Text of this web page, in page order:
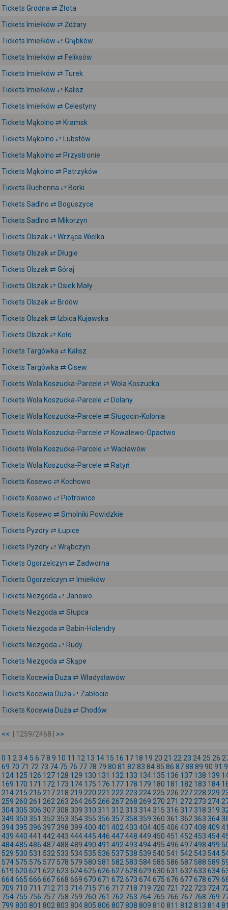
Tickets Grodna ⇄ Złota
Tickets Imiełków ⇄ Żdżary
Tickets Imiełków ⇄ Grąbków
Tickets Imiełków ⇄ Feliksów
Tickets Imiełków ⇄ Turek
Tickets Imiełków ⇄ Kalisz
Tickets Imiełków ⇄ Celestyny
Tickets Mąkolno ⇄ Kramsk
Tickets Mąkolno ⇄ Lubstów
Tickets Mąkolno ⇄ Przystronie
Tickets Mąkolno ⇄ Patrzyków
Tickets Ruchenna ⇄ Borki
Tickets Sadlno ⇄ Boguszyce
Tickets Sadlno ⇄ Mikorzyn
Tickets Olszak ⇄ Wrząca Wielka
Tickets Olszak ⇄ Długie
Tickets Olszak ⇄ Góraj
Tickets Olszak ⇄ Osiek Mały
Tickets Olszak ⇄ Brdów
Tickets Olszak ⇄ Izbica Kujawska
Tickets Olszak ⇄ Koło
Tickets Targówka ⇄ Kalisz
Tickets Targówka ⇄ Cisew
Tickets Wola Koszucka-Parcele ⇄ Wola Koszucka
Tickets Wola Koszucka-Parcele ⇄ Dolany
Tickets Wola Koszucka-Parcele ⇄ Sługocin-Kolonia
Tickets Wola Koszucka-Parcele ⇄ Kowalewo-Opactwo
Tickets Wola Koszucka-Parcele ⇄ Wacławów
Tickets Wola Koszucka-Parcele ⇄ Ratyń
Tickets Kosewo ⇄ Kochowo
Tickets Kosewo ⇄ Piotrowice
Tickets Kosewo ⇄ Smolniki Powidzkie
Tickets Pyzdry ⇄ Łupice
Tickets Pyzdry ⇄ Wrąbczyn
Tickets Ogorzelczyn ⇄ Zadworna
Tickets Ogorzelczyn ⇄ Imiełków
Tickets Niezgoda ⇄ Janowo
Tickets Niezgoda ⇄ Słupca
Tickets Niezgoda ⇄ Babin-Holendry
Tickets Niezgoda ⇄ Rudy
Tickets Niezgoda ⇄ Skąpe
Tickets Kocewia Duża ⇄ Władysławów
Tickets Kocewia Duża ⇄ Zabłocie
Tickets Kocewia Duża ⇄ Chodów
<< | 1259/2468 | >>
0 1 2 3 4 5 6 78 9 10 11 12 13 14 15 16 17 18 19 20 21 22 23 24 25 26
69 70 71 72 73 74 75 76 77 78 79 80 81 82 83 8485 86 8788 89 90 91
124 125 126 127 128 129 130 131 132 133 134 135 136 137 138 139
169 170 171 172 173 174 175 176 177 178 179 180 181 182 183 184
214 215 216 217 218 219 220 221 222 223 224 225 226 227 228 229
259 260 261 262 263 264 265 266 267 268 269 270 271 272 273 274
304 305 306 307 308 309 310 311 312 313 314 315 316 317 318 319
349 350 351 352 353 354 355 356 357 358 359 360 361 362 363 364
394 395 396 397 398 399 400 401 402 403 404405 406 407408 409
439 440 441 442 443 444445 446 447448 449 450 451 452 453 454
484485 486 487488 489 490 491 492 493 494495 496 497498 499
529 530 531 532 533 534 535 536 537 538 539 540 541 542 543 544
574 575 576 577 578 579 580 581 582 583 584 585 586 587 588 589
619 620 621 622 623 624625 626 627628 629 630 631 632 633 634
664665 666 667668 669 670 671 672 673 674675 676 677678 679
709 710 711 712 713 714 715 716 717 718 719 720 721 722 723 724
754 755 756 757 758 759 760 761 762 763 764 765 766 767 768 769
799 800 801 802 803 804805 806 807808 809 810 811 812 813 814